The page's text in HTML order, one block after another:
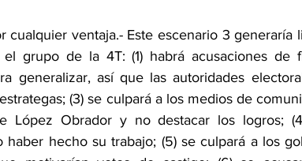
cualquier ventaja.- Este escenario 3 generaría
grupo de la 4T: (1) habrá acusaciones de
generalizar, así que las autoridades
(3) se culpará a los medios de
López Obrador y no destacar los logros;
haber hecho su trabajo; (5) se culpará a los